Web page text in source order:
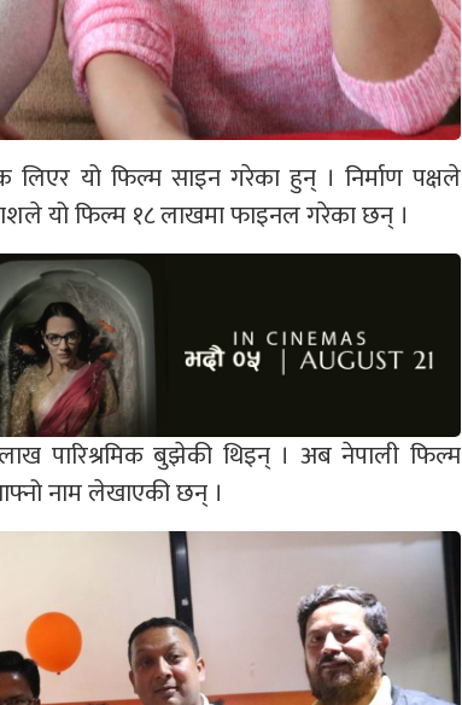
यो फिल्म साइन गरेका हुन् । निर्माण पक्षले
यो फिल्म १८ लाखमा फाइनल गरेका छन् ।
पारिश्रमिक बुझेकी थिइन् । अब नेपाली फिल्म
नाम लेखाएकी छन् ।